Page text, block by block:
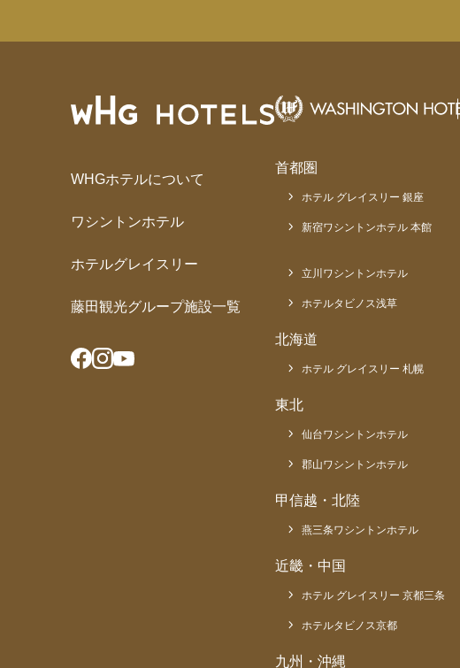
WHGホテルについて
ワシントンホテル
ホテルグレイスリー
藤田観光グループ施設一覧
首都圏
ホテル グレイスリー 銀座
新宿ワシントンホテル 本館
立川ワシントンホテル
ホテルタビノス浅草
北海道
ホテル グレイスリー 札幌
東北
仙台ワシントンホテル
郡山ワシントンホテル
甲信越・北陸
燕三条ワシントンホテル
近畿・中国
ホテル グレイスリー 京都三条
ホテルタビノス京都
九州・沖縄